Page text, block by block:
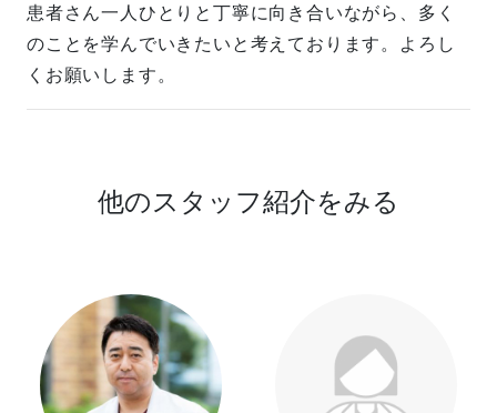
患者さん一人ひとりと丁寧に向き合いながら、多く
のことを学んでいきたいと考えております。よろし
くお願いします。
他のスタッフ紹介をみる